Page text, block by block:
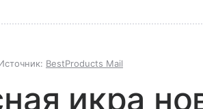
BestProducts Mail
икра